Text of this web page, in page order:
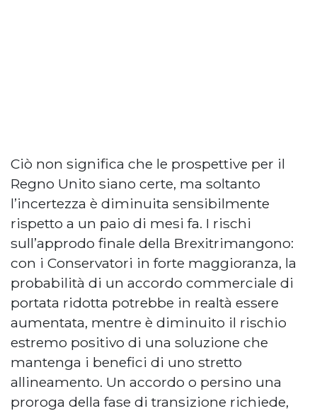
Ciò non significa che le prospettive per il
Regno Unito siano certe, ma soltanto
l’incertezza è diminuita sensibilmente
rispetto a un paio di mesi fa. I rischi
sull’approdo finale della Brexitrimangono:
con i Conservatori in forte maggioranza, la
probabilità di un accordo commerciale di
portata ridotta potrebbe in realtà essere
aumentata, mentre è diminuito il rischio
estremo positivo di una soluzione che
mantenga i benefici di uno stretto
allineamento. Un accordo o persino una
proroga della fase di transizione richiede,